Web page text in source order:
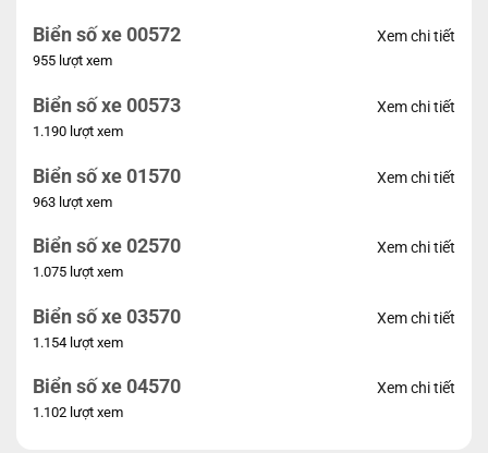
Biển số xe 00572
955 lượt xem
Xem chi tiết
Biển số xe 00573
1.190 lượt xem
Xem chi tiết
Biển số xe 01570
963 lượt xem
Xem chi tiết
Biển số xe 02570
1.075 lượt xem
Xem chi tiết
Biển số xe 03570
1.154 lượt xem
Xem chi tiết
Biển số xe 04570
1.102 lượt xem
Xem chi tiết